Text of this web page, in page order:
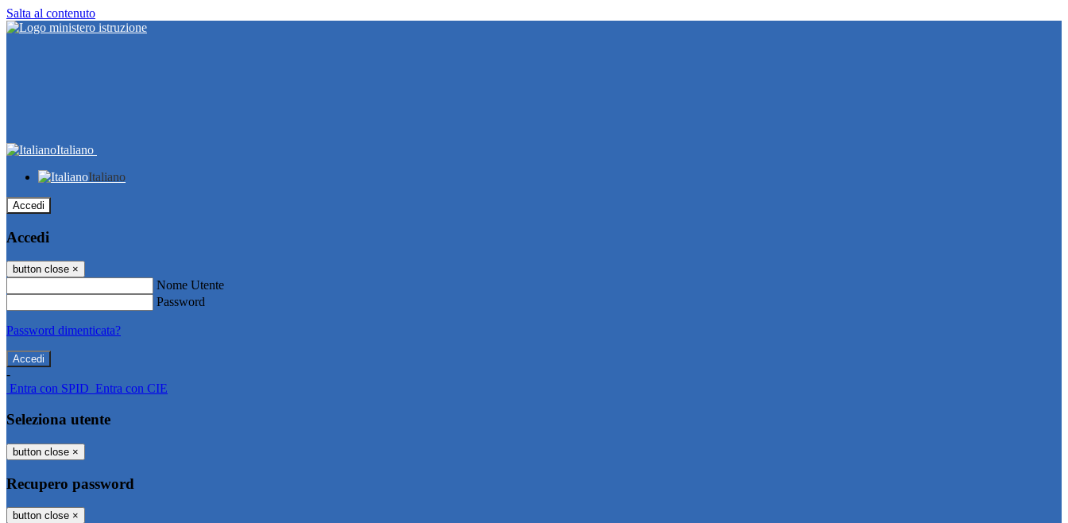
Salta al contenuto
Italiano
Italiano
Accedi
Accedi
button close ×
Nome Utente
Password
Password dimenticata?
-
Entra con SPID Entra con CIE
Seleziona utente
button close ×
Recupero password
button close ×